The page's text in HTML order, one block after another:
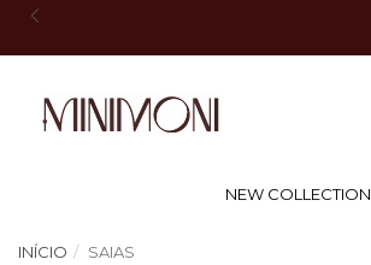
NEW COLLECTION
INÍCIO SAIAS